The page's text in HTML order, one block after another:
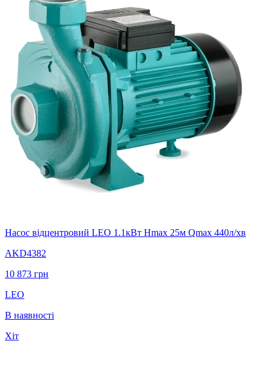
Насос відцентровий LEO 1.1кВт Hmax 25м Qmax 440л/хв
AKD4382
10 873 грн
LEO
В наявності
Хіт